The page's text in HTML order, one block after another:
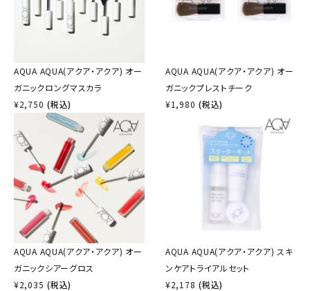
AQUA AQUA(アクア・アクア) オー
ガニックロングマスカラ
¥2,750 (税込)
AQUA AQUA(アクア・アクア) オー
ガニックプレストチーク
¥1,980 (税込)
AQUA AQUA(アクア・アクア) オー
ガニックシアーグロス
¥2,035 (税込)
AQUA AQUA(アクア・アクア) スキ
ンケアトライアルセット
¥2,178 (税込)